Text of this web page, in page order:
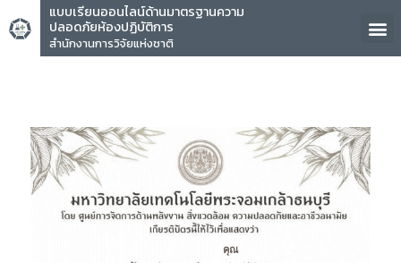
แบบเรียนออนไลน์ด้านมาตรฐานความ
ปลอดภัยห้องปฏิบัติการ
สำนักงานการวิจัยแห่งชาติ
คุณ